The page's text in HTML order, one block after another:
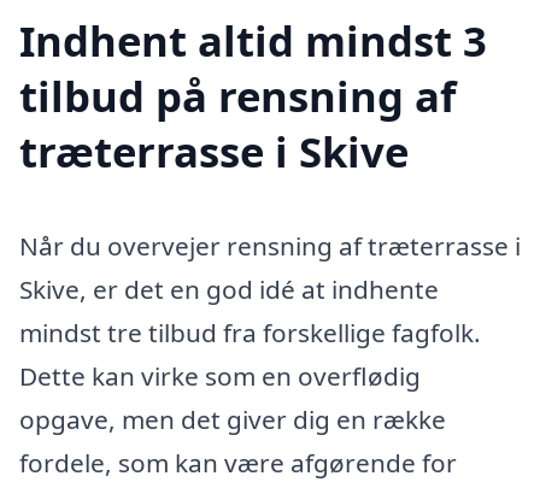
Indhent altid mindst 3
tilbud på rensning af
træterrasse i Skive
Når du overvejer rensning af træterrasse i
Skive, er det en god idé at indhente
mindst tre tilbud fra forskellige fagfolk.
Dette kan virke som en overflødig
opgave, men det giver dig en række
fordele, som kan være afgørende for